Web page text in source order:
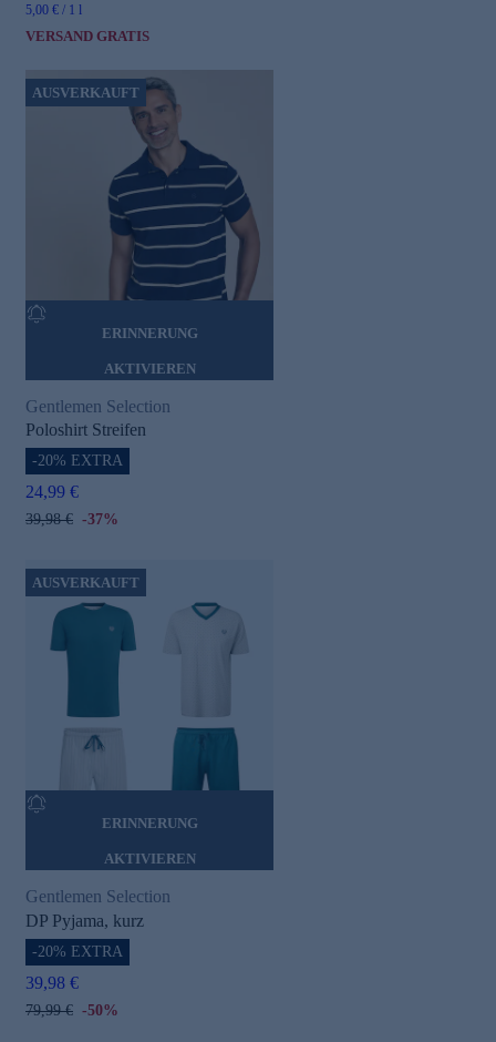
5,00 € / 1 l
VERSAND GRATIS
AUSVERKAUFT
ERINNERUNG
AKTIVIEREN
Gentlemen Selection
Poloshirt Streifen
-20% EXTRA
24,99 €
39,98 € -37%
AUSVERKAUFT
ERINNERUNG
AKTIVIEREN
Gentlemen Selection
DP Pyjama, kurz
-20% EXTRA
39,98 €
79,99 € -50%